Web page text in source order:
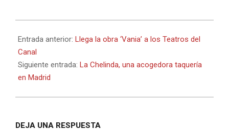
03-
05
Entrada anterior: Llega la obra ‘Vania’ a los Teatros del
Canal
Siguiente entrada: La Chelinda, una acogedora taquería
en Madrid
DEJA UNA RESPUESTA